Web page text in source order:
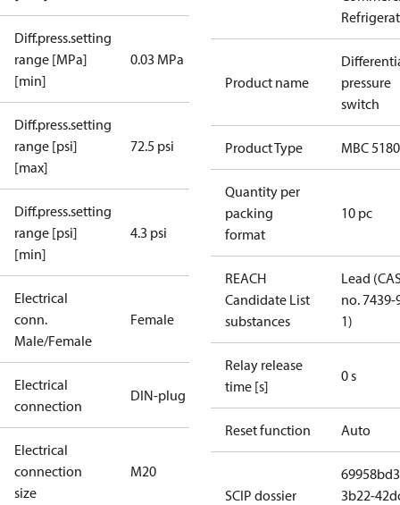
Diff.press.setting
range [MPa]
[min]
0.03 MPa
Diff.press.setting
range [psi]
[max]
72.5 psi
Diff.press.setting
range [psi]
[min]
4.3 psi
Electrical
conn.
Male/Female
Female
Electrical
connection
DIN-plug
Electrical
connection
size
M20
Product name
pressure
switch
Product Type MBC 5180
Quantity per
packing
format
10 pc
REACH
Candidate List
substances
Lead
no. 7439-
1)
Relay release
time [s]
0 s
Reset function Auto
SCIP dossier
3b22-